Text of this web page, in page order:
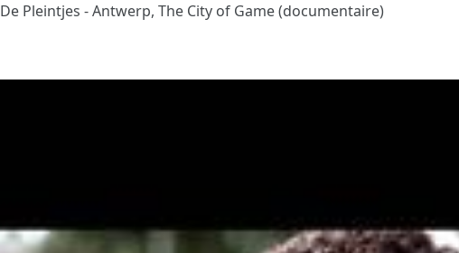
De Pleintjes - Antwerp, The City of Game (documentaire)